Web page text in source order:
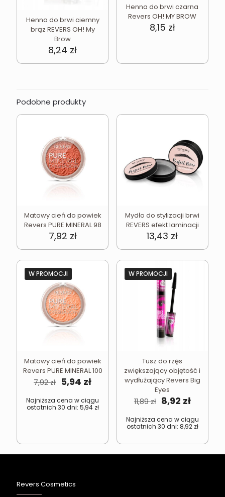
Henna do brwi ciemny
brąz REVERS OH! My
Brow
8,24 zł
Henna do brwi czarna
Revers OH! MY BROW
8,15 zł
Podobne produkty
Matowy cień do powiek
Revers PURE MINERAL 98
7,92 zł
Mydło do stylizacji brwi
REVERS efekt laminacji
13,43 zł
W PROMOCJI
Matowy cień do powiek
Revers PURE MINERAL 100
7,92zł Pierwotna
wynosiła:
7,92 zł.
5,94 złAktualna
wynosi:
5,94 zł.
Najniższa cena w ciągu
ostatnich 30 dni: 5,94 zł
W PROMOCJI
Tusz do rzęs
zwiększający objętość i
wydłużający Revers Big
Eyes
11,89zł Pierwotna
wynosiła:
11,89 zł.
8,92 zł
wynosi:
8,92 zł.
Najniższa cena w ciągu
ostatnich 30 dni: 8,92 zł
Revers Cosmetics